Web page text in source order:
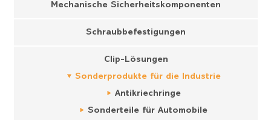
Mechanische Sicherheitskomponenten
Schraubbefestigungen
Clip-Lösungen
Sonderprodukte für die Industrie
Antikriechringe
Sonderteile für Automobile